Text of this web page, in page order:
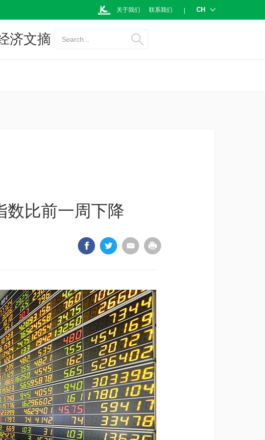
关于我们 联系我们 | CH
济文摘 Search...
数比前一周下降